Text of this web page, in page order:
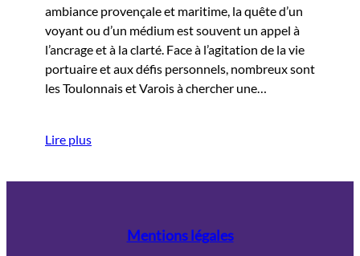
ambiance provençale et maritime, la quête d’un
voyant ou d’un médium est souvent un appel à
l’ancrage et à la clarté. Face à l’agitation de la vie
portuaire et aux défis personnels, nombreux sont
les Toulonnais et Varois à chercher une…
Lire plus
Mentions légales